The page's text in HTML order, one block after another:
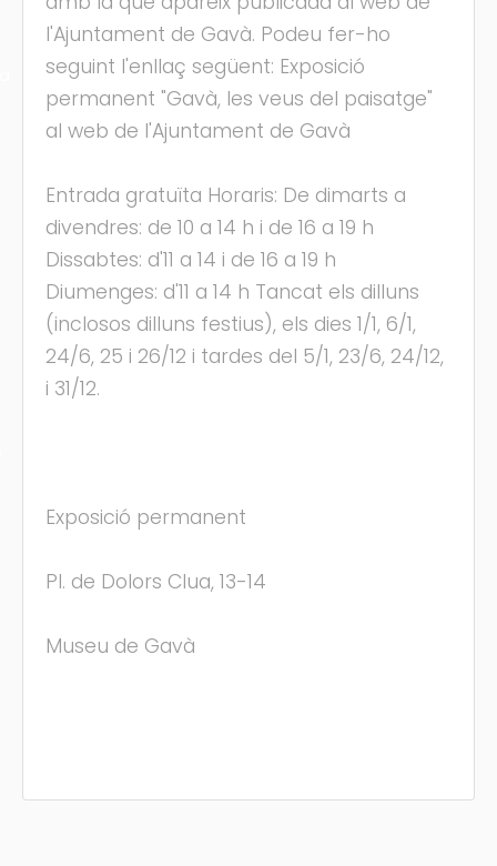
l'Ajuntament de Gavà. Podeu fer-ho
seguint l'enllaç següent: Exposició
permanent "Gavà, les veus del paisatge"
al web de l'Ajuntament de Gavà
Entrada gratuïta Horaris: De dimarts a
divendres: de 10 a 14 h i de 16 a 19 h
Dissabtes: d'11 a 14 i de 16 a 19 h
Diumenges: d'11 a 14 h Tancat els dilluns
(inclosos dilluns festius), els dies 1/1, 6/1,
24/6, 25 i 26/12 i tardes del 5/1, 23/6, 24/12,
i 31/12.
Exposició permanent
Pl. de Dolors Clua, 13-14
Museu de Gavà